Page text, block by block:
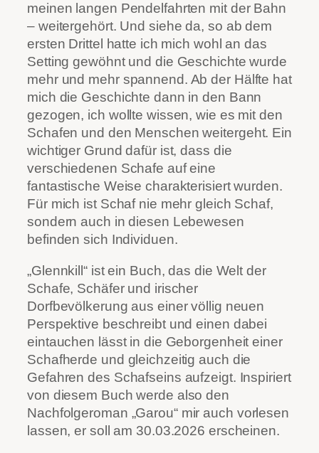
meinen langen Pendelfahrten mit der Bahn
– weitergehört. Und siehe da, so ab dem
ersten Drittel hatte ich mich wohl an das
Setting gewöhnt und die Geschichte wurde
mehr und mehr spannend. Ab der Hälfte hat
mich die Geschichte dann in den Bann
gezogen, ich wollte wissen, wie es mit den
Schafen und den Menschen weitergeht. Ein
wichtiger Grund dafür ist, dass die
verschiedenen Schafe auf eine
fantastische Weise charakterisiert wurden.
Für mich ist Schaf nie mehr gleich Schaf,
sondern auch in diesen Lebewesen
befinden sich Individuen.
„Glennkill“ ist ein Buch, das die Welt der
Schafe, Schäfer und irischer
Dorfbevölkerung aus einer völlig neuen
Perspektive beschreibt und einen dabei
eintauchen lässt in die Geborgenheit einer
Schafherde und gleichzeitig auch die
Gefahren des Schafseins aufzeigt. Inspiriert
von diesem Buch werde also den
Nachfolgeroman „Garou“ mir auch vorlesen
lassen, er soll am 30.03.2026 erscheinen.